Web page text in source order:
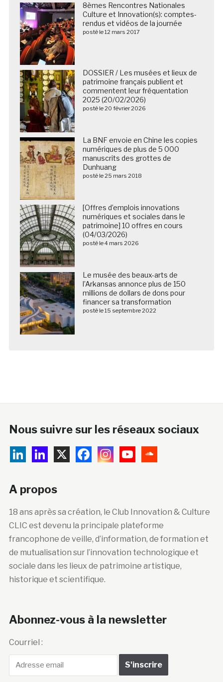
8èmes Rencontres Nationales
Culture et Innovation(s): comptes-
rendus et vidéos de la journée
posté le 12 mars 2017
DOSSIER / Les musées et lieux de
patrimoine français publient et
commentent leur fréquentation
2025 (20/02/2026)
posté le 20 février 2026
La BNF envoie en Chine les copies
numériques de plus de 5 000
manuscrits des grottes de
Dunhuang
posté le 25 mars 2018
[Offres d’emplois innovations
numériques et sociales dans le
patrimoine] 10 offres en cours
(04/03/2026)
posté le 4 mars 2026
Le musée des beaux-arts de
l’Arkansas annonce plus de 150
millions de dollars de dons pour
financer sa transformation
posté le 15 septembre 2022
Nous suivre sur les réseaux sociaux
A propos
18 ans après sa création, le Club Innovation & Culture
CLIC est devenu la principale plateforme
francophone de veille, d’information, de formation et
de mutualisation sur l’innovation technologique et
sociale dans les lieux de patrimoine artistique,
historique et scientifique.
Abonnez-vous à la newsletter
Courriel :